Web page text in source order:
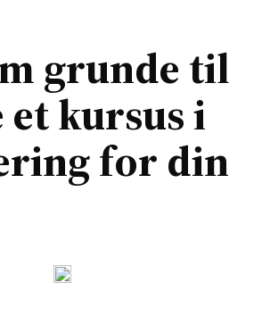
grunde til
et kursus i
for din